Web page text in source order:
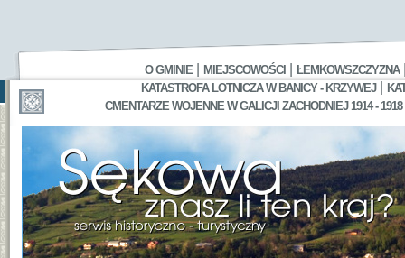
O GMINIE MIEJSCOWOŚCI ŁEMKOWSZCZYZNA
KATASTROFA LOTNICZA W BANICY - KRZYWEJ|
CMENTARZE WOJENNE W GALICJI ZACHODNIEJ 1914 - 1918